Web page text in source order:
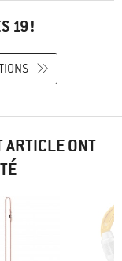
19 !
ARTICLE ONT